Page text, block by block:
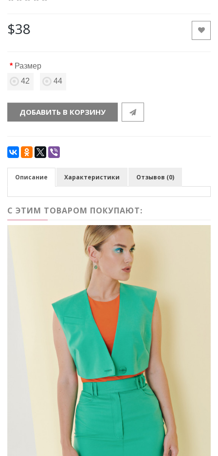
$38
Размер
42
44
ДОБАВИТЬ В КОРЗИНУ
Описание Характеристики Отзывов (0)
С ЭТИМ ТОВАРОМ ПОКУПАЮТ: